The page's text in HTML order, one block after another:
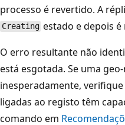
processo é revertido. A
Creating estado e depois é
O erro resultante não
está esgotada. Se uma
inesperadamente, verifique
ligadas ao registo têm
comando em